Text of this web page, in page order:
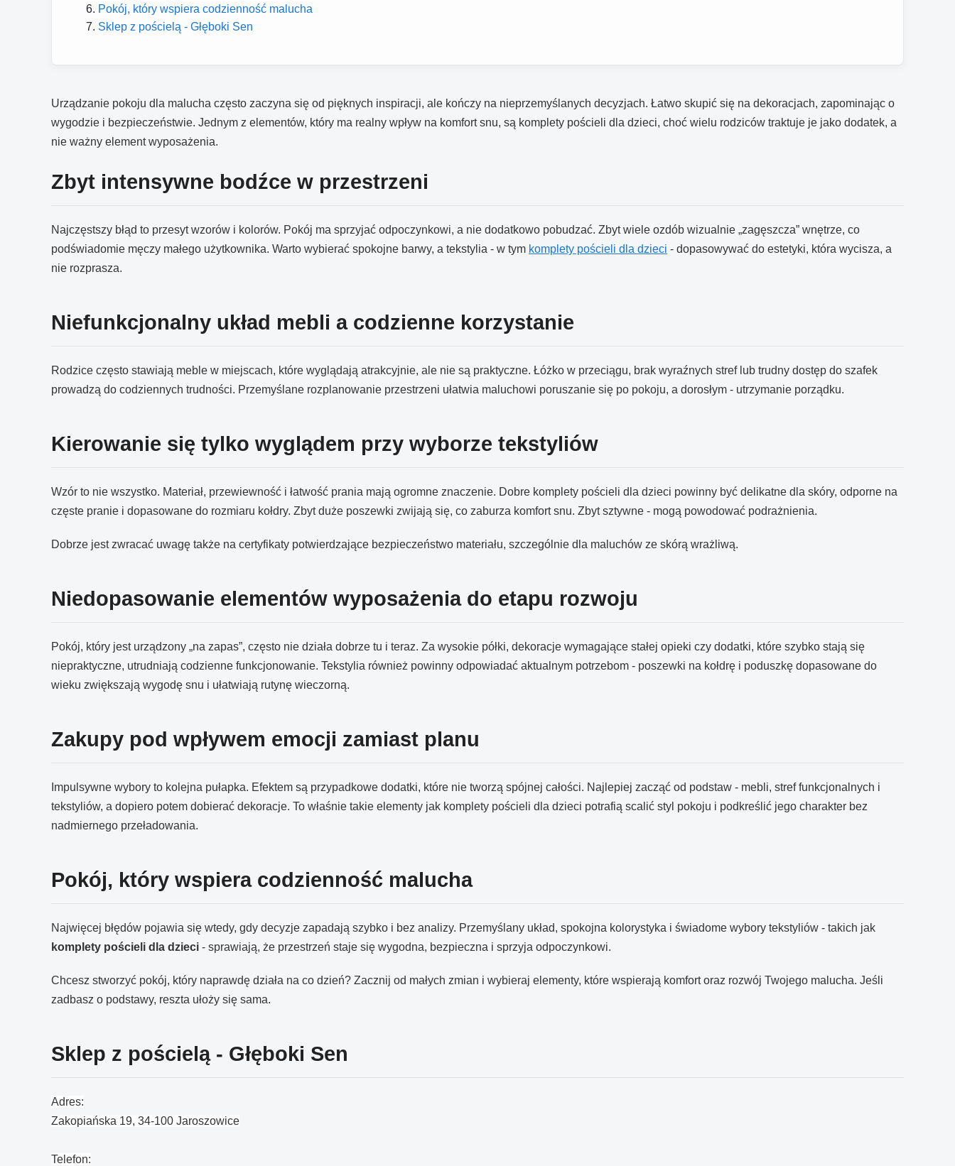
Pokój, który wspiera codzienność malucha
Sklep z pościelą - Głęboki Sen
Urządzanie pokoju dla malucha często zaczyna się od pięknych inspiracji, ale kończy na nieprzemyślanych decyzjach. Łatwo skupić się na dekoracjach, zapominając o
wygodzie i bezpieczeństwie. Jednym z elementów, który ma realny wpływ na komfort snu, są komplety pościeli dla dzieci, choć wielu rodziców traktuje je jako dodatek, a
nie ważny element wyposażenia.
Zbyt intensywne bodźce w przestrzeni
Najczęstszy błąd to przesyt wzorów i kolorów. Pokój ma sprzyjać odpoczynkowi, a nie dodatkowo pobudzać. Zbyt wiele ozdób wizualnie „zagęszcza” wnętrze, co
podświadomie męczy małego użytkownika. Warto wybierać spokojne barwy, a tekstylia - w tym komplety pościeli dla dzieci - dopasowywać do estetyki, która wycisza, a
nie rozprasza.
Niefunkcjonalny układ mebli a codzienne korzystanie
Rodzice często stawiają meble w miejscach, które wyglądają atrakcyjnie, ale nie są praktyczne. Łóżko w przeciągu, brak wyraźnych stref lub trudny dostęp do szafek
prowadzą do codziennych trudności. Przemyślane rozplanowanie przestrzeni ułatwia maluchowi poruszanie się po pokoju, a dorosłym - utrzymanie porządku.
Kierowanie się tylko wyglądem przy wyborze tekstyliów
Wzór to nie wszystko. Materiał, przewiewność i łatwość prania mają ogromne znaczenie. Dobre komplety pościeli dla dzieci powinny być delikatne dla skóry, odporne na
częste pranie i dopasowane do rozmiaru kołdry. Zbyt duże poszewki zwijają się, co zaburza komfort snu. Zbyt sztywne - mogą powodować podrażnienia.
Dobrze jest zwracać uwagę także na certyfikaty potwierdzające bezpieczeństwo materiału, szczególnie dla maluchów ze skórą wrażliwą.
Niedopasowanie elementów wyposażenia do etapu rozwoju
Pokój, który jest urządzony „na zapas”, często nie działa dobrze tu i teraz. Za wysokie półki, dekoracje wymagające stałej opieki czy dodatki, które szybko stają się
niepraktyczne, utrudniają codzienne funkcjonowanie. Tekstylia również powinny odpowiadać aktualnym potrzebom - poszewki na kołdrę i poduszkę dopasowane do
wieku zwiększają wygodę snu i ułatwiają rutynę wieczorną.
Zakupy pod wpływem emocji zamiast planu
Impulsywne wybory to kolejna pułapka. Efektem są przypadkowe dodatki, które nie tworzą spójnej całości. Najlepiej zacząć od podstaw - mebli, stref funkcjonalnych i
tekstyliów, a dopiero potem dobierać dekoracje. To właśnie takie elementy jak komplety pościeli dla dzieci potrafią scalić styl pokoju i podkreślić jego charakter bez
nadmiernego przeładowania.
Pokój, który wspiera codzienność malucha
Najwięcej błędów pojawia się wtedy, gdy decyzje zapadają szybko i bez analizy. Przemyślany układ, spokojna kolorystyka i świadome wybory tekstyliów - takich jak
komplety pościeli dla dzieci - sprawiają, że przestrzeń staje się wygodna, bezpieczna i sprzyja odpoczynkowi.
Chcesz stworzyć pokój, który naprawdę działa na co dzień? Zacznij od małych zmian i wybieraj elementy, które wspierają komfort oraz rozwój Twojego malucha. Jeśli
zadbasz o podstawy, reszta ułoży się sama.
Sklep z pościelą - Głęboki Sen
Adres:
Zakopiańska 19, 34-100 Jaroszowice
Telefon: